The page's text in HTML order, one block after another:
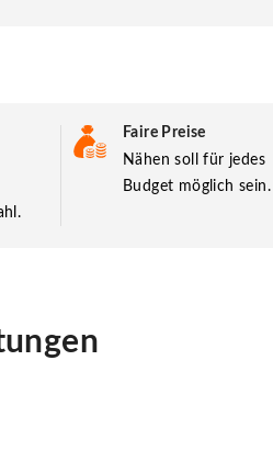
Faire Preise
Nähen soll für jedes
Budget möglich sein.